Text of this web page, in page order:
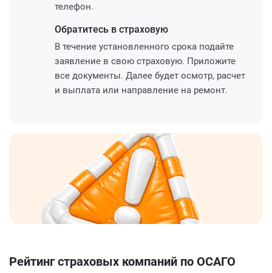
телефон.
Обратитесь в страховую
В течение установленного срока подайте
заявление в свою страховую. Приложите
все документы. Далее будет осмотр, расчет
и выплата или направление на ремонт.
Рейтинг страховых компаний по ОСАГО